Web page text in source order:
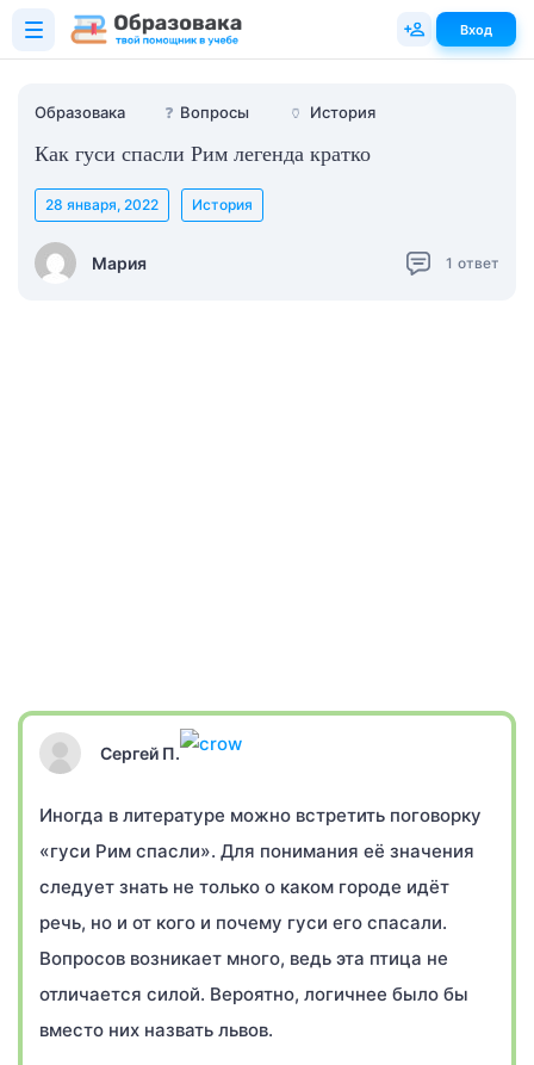
Образовака ❓ Вопросы 🏺 История
Как гуси спасли Рим легенда кратко
Мария
28 января, 2022 История
1 ответ
Сергей П.
Иногда в литературе можно встретить поговорку
«гуси Рим спасли». Для понимания её значения
следует знать не только о каком городе идёт
речь, но и от кого и почему гуси его спасали.
Вопросов возникает много, ведь эта птица не
отличается силой. Вероятно, логичнее было бы
вместо них назвать львов.
Вход